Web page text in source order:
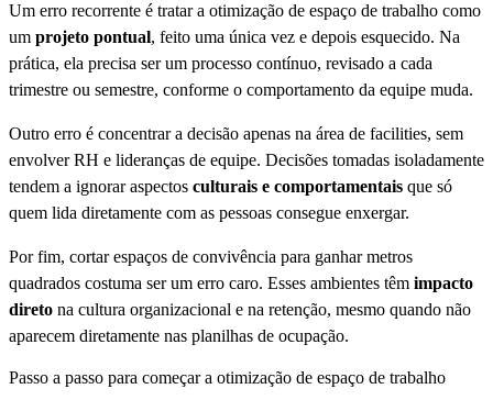
Um erro recorrente é tratar a otimização de espaço de trabalho como
um projeto pontual, feito uma única vez e depois esquecido. Na
prática, ela precisa ser um processo contínuo, revisado a cada
trimestre ou semestre, conforme o comportamento da equipe muda.
Outro erro é concentrar a decisão apenas na área de facilities, sem
envolver RH e lideranças de equipe. Decisões tomadas isoladamente
tendem a ignorar aspectos culturais e comportamentais que só
quem lida diretamente com as pessoas consegue enxergar.
Por fim, cortar espaços de convivência para ganhar metros
quadrados costuma ser um erro caro. Esses ambientes têm impacto
direto na cultura organizacional e na retenção, mesmo quando não
aparecem diretamente nas planilhas de ocupação.
Passo a passo para começar a otimização de espaço de trabalho